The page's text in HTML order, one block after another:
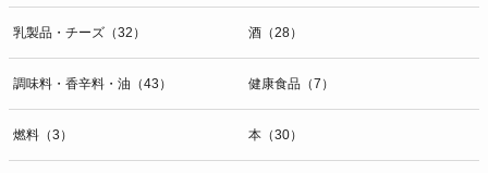
乳製品・チーズ（32） 酒（28）
調味料・香辛料・油（43） 健康食品（7）
燃料（3） 本（30）